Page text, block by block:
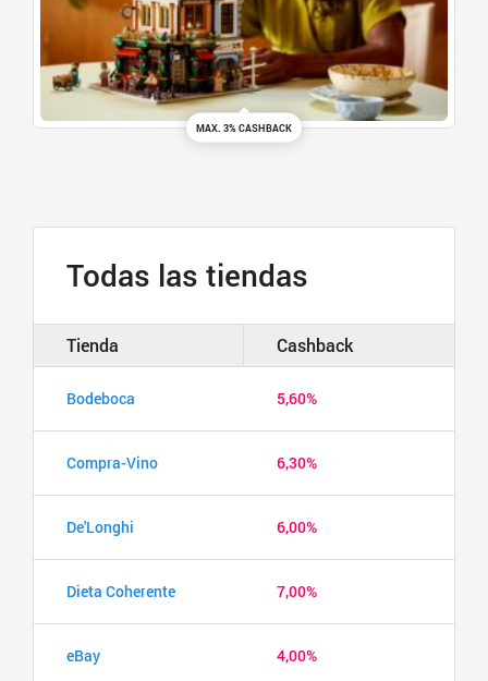
MAX. 3% CASHBACK
Todas las tiendas
Tienda Cashback
Bodeboca 5,60%
Compra-Vino 6,30%
De'Longhi 6,00%
Dieta Coherente 7,00%
eBay 4,00%